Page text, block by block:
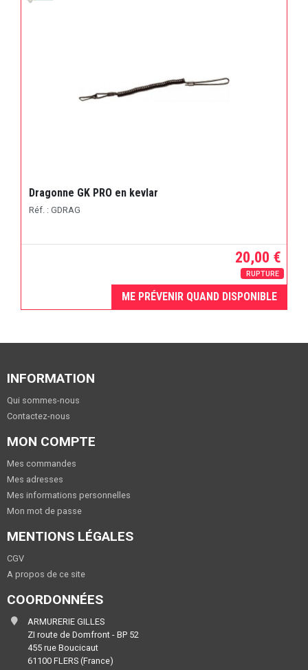
Dragonne GK PRO en kevlar
Réf. : GDRAG
20,00 €
RUPTURE
ME PRÉVENIR QUAND DISPONIBLE
INFORMATION
Qui sommes-nous
Contactez-nous
MON COMPTE
Mes commandes
Mes adresses
Mes informations personnelles
Mon mot de passe
MENTIONS LÉGALES
CGV
A propos de ce site
COORDONNÉES
ARMURERIE GILLES
ZI route de Domfront - BP 52
455 rue Boucicaut
61100 FLERS (France)